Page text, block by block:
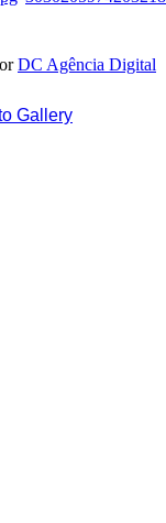
DC Agência Digital
Gallery